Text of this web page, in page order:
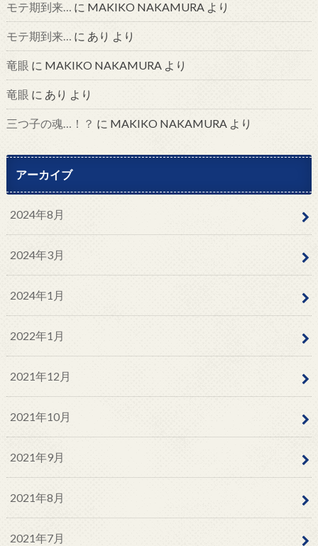
モテ期到来… に MAKIKO NAKAMURAより
モテ期到来… に あり より
竜眼 に MAKIKO NAKAMURAより
竜眼 に あり より
三つ子の魂…！？ に MAKIKO NAKAMURAより
アーカイブ
2024年8月
2024年3月
2024年1月
2022年1月
2021年12月
2021年10月
2021年9月
2021年8月
2021年7月